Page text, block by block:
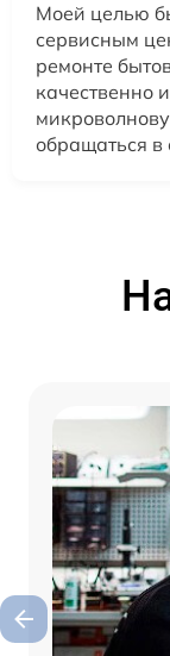
Моей целью
сервисным
ремонте
качественно
обращаться